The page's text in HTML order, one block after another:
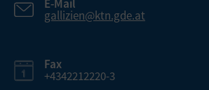
E-Mail
gallizien@ktn.gde.at
Fax
+4342212220-3